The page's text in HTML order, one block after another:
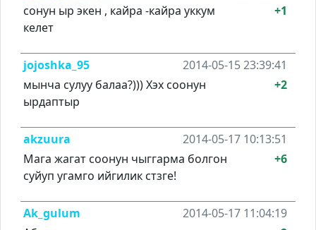
сонун ыр экен , кайра -кайра уккум
келет
+1
jojoshka_95
2014-05-15 23:39:41
мынча сулуу балаа?))) Хэх соонун
ырдаптыр
+2
akzuura
2014-05-17 10:13:51
Мага жагат соонун чыггарма болгон
суйуп угамго ийгилик стзге!
+6
Ak_gulum
2014-05-17 11:04:19